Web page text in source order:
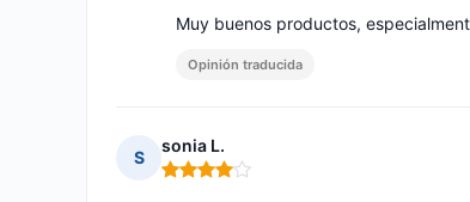
Muy buenos productos,
Opinión traducida
S
sonia L.
Nota: 4 de 5